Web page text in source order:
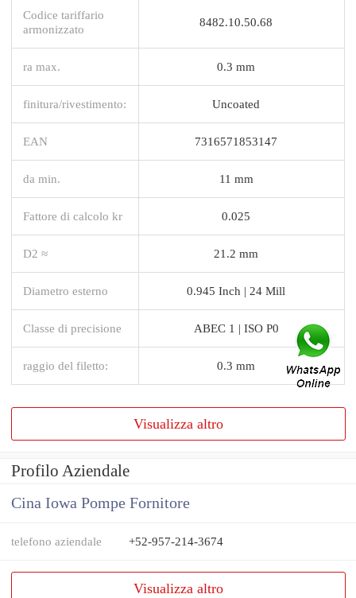
Codice tariffario
armonizzato
8482.10.50.68
ra max. 0.3 mm
finitura/rivestimento: Uncoated
EAN 7316571853147
da min. 11 mm
Fattore di calcolo kr 0.025
D2 ≈ 21.2 mm
Diametro esterno 0.945 Inch | 24 Mill
Classe di precisione ABEC 1 | ISO P0
raggio del filetto: 0.3 mm
Visualizza altro
Profilo Aziendale
Cina Iowa Pompe Fornitore
telefono aziendale +52-957-214-3674
Visualizza altro